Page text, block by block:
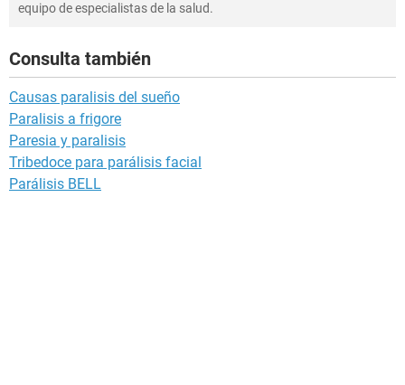
equipo de especialistas de la salud.
Consulta también
Causas paralisis del sueño
Paralisis a frigore
Paresia y paralisis
Tribedoce para parálisis facial
Parálisis BELL